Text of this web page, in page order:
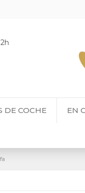
DE COCHE EN